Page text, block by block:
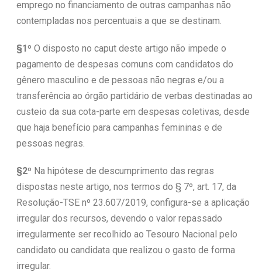
emprego no financiamento de outras campanhas não
contempladas nos percentuais a que se destinam.
§1º O disposto no caput deste artigo não impede o
pagamento de despesas comuns com candidatos do
gênero masculino e de pessoas não negras e/ou a
transferência ao órgão partidário de verbas destinadas ao
custeio da sua cota-parte em despesas coletivas, desde
que haja benefício para campanhas femininas e de
pessoas negras.
§2º Na hipótese de descumprimento das regras
dispostas neste artigo, nos termos do § 7º, art. 17, da
Resolução-TSE nº 23.607/2019, configura-se a aplicação
irregular dos recursos, devendo o valor repassado
irregularmente ser recolhido ao Tesouro Nacional pelo
candidato ou candidata que realizou o gasto de forma
irregular.